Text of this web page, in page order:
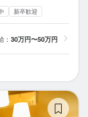
新卒歓迎
： 30万円〜50万円